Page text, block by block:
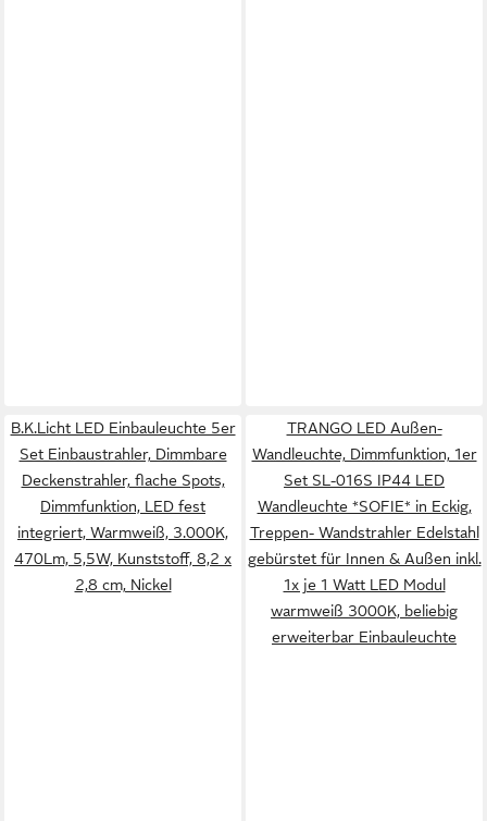
B.K.Licht LED Einbauleuchte 5er
Set Einbaustrahler, Dimmbare
Deckenstrahler, flache Spots,
Dimmfunktion, LED fest
integriert, Warmweiß, 3.000K,
470Lm, 5,5W, Kunststoff, 8,2 x
2,8 cm, Nickel
TRANGO LED Außen-
Wandleuchte, Dimmfunktion, 1er
Set SL-016S IP44 LED
Wandleuchte *SOFIE* in Eckig,
Treppen- Wandstrahler Edelstahl
gebürstet für Innen & Außen inkl.
1x je 1 Watt LED Modul
warmweiß 3000K, beliebig
erweiterbar Einbauleuchte